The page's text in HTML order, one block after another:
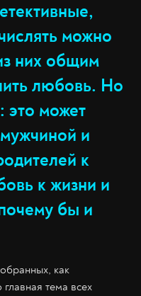
можно
них общим
любовь. Но
это может
и
к
к жизни и
бы и
как
главная тема всех